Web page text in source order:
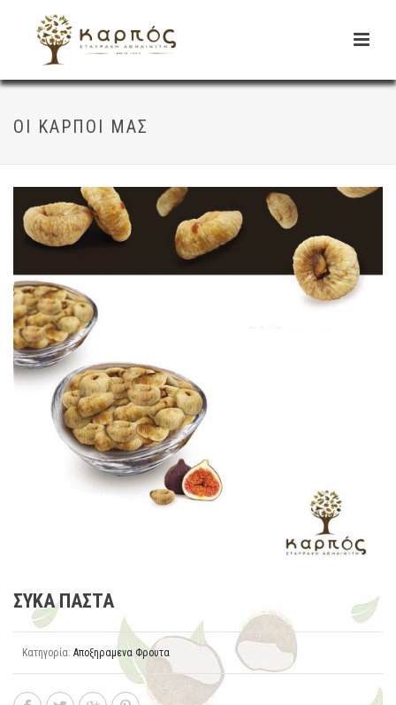
ΟΙ ΚΑΡΠΟΊ ΜΑΣ
ΣΥΚΑ ΠΑΣΤΑ
Κατηγορία: Αποξηραμενα Φρουτα